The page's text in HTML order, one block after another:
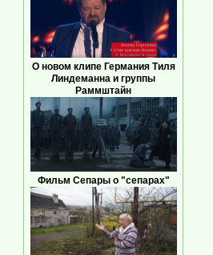
О новом клипе Германия Тиля
Линдеманна и группы
Раммштайн
Фильм Сепары о "сепарах"